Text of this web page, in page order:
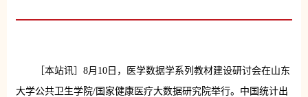
［本站讯］8月10日，医学数据学系列教材建设研讨会在山东
大学公共卫生学院/国家健康医疗大数据研究院举行。中国统计出